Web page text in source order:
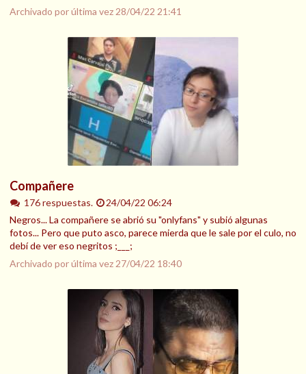
Archivado por última vez 28/04/22 21:41
Compañere
176 respuestas.
24/04/22 06:24
Negros... La compañere se abrió su "onlyfans" y subió algunas
fotos... Pero que puto asco, parece mierda que le sale por el culo, no
debí de ver eso negritos ;___;
Archivado por última vez 27/04/22 18:40